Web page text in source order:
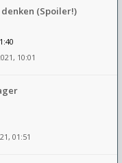
(Spoiler!)
10:01
01:51